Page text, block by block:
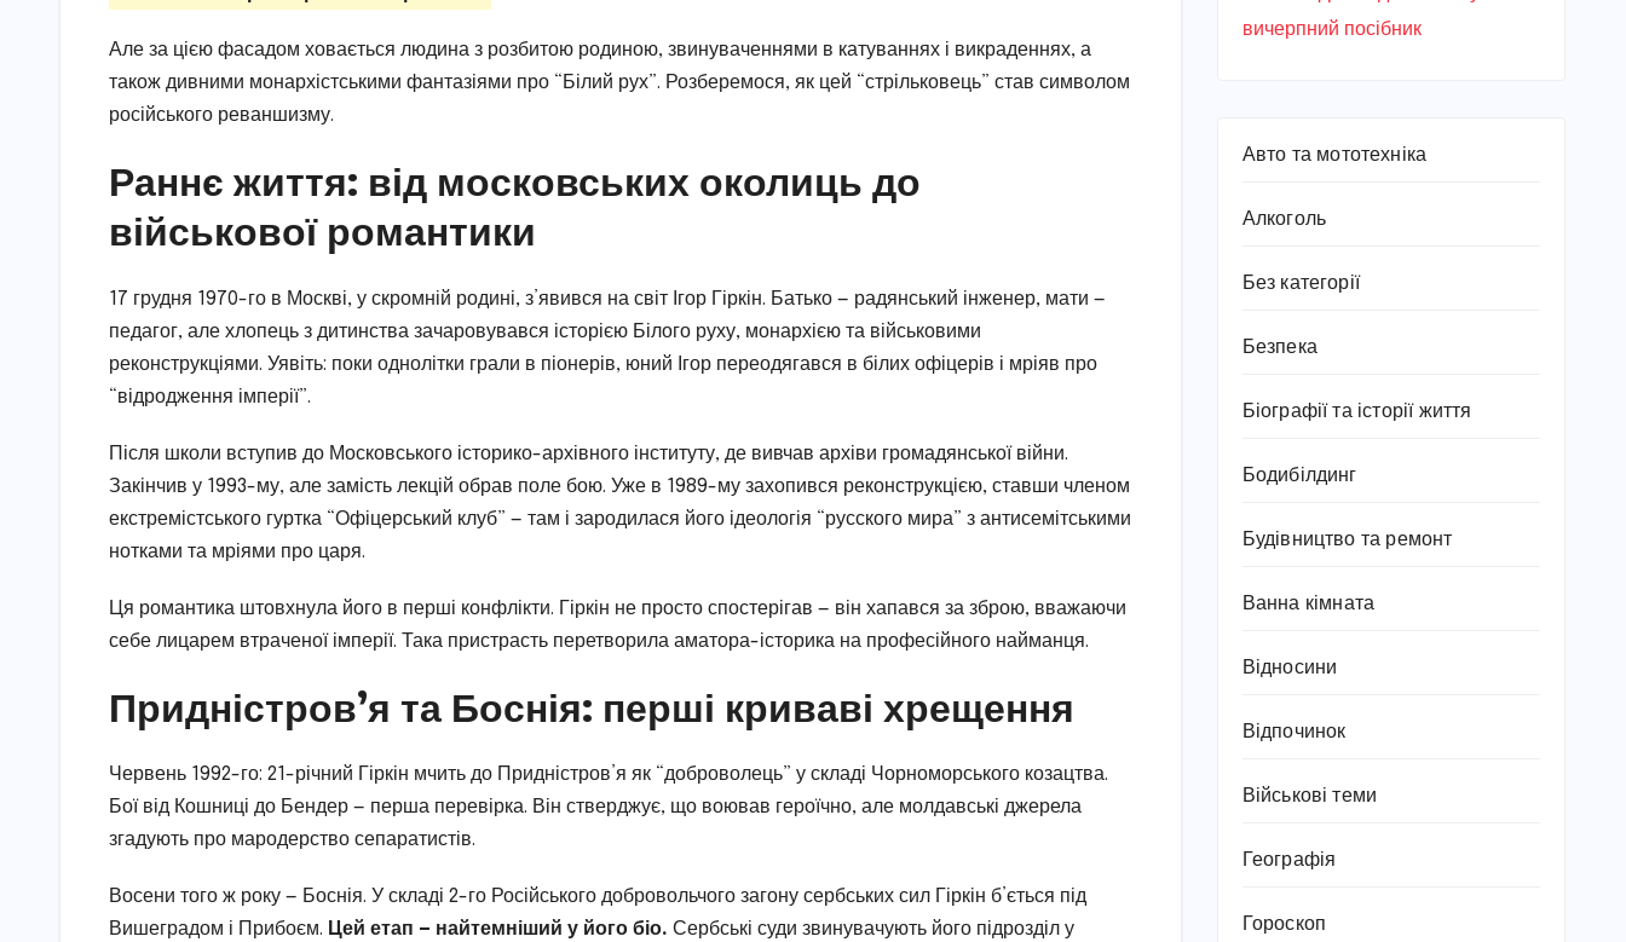
Але за цією фасадом ховається людина з розбитою родиною, звинуваченнями в катуваннях і викраденнях, а
також дивними монархістськими фантазіями про “Білий рух”. Розберемося, як цей “стрільковець” став символом
російського реваншизму.
Раннє життя: від московських околиць до
військової романтики
17 грудня 1970-го в Москві, у скромній родині, з’явився на світ Ігор Гіркін. Батько — радянський інженер, мати —
педагог, але хлопець з дитинства зачаровувався історією Білого руху, монархією та військовими
реконструкціями. Уявіть: поки однолітки грали в піонерів, юний Ігор переодягався в білих офіцерів і мріяв про
“відродження імперії”.
Після школи вступив до Московського історико-архівного інституту, де вивчав архіви громадянської війни.
Закінчив у 1993-му, але замість лекцій обрав поле бою. Уже в 1989-му захопився реконструкцією, ставши членом
екстремістського гуртка “Офіцерський клуб” — там і зародилася його ідеологія “русского мира” з антисемітськими
нотками та мріями про царя.
Ця романтика штовхнула його в перші конфлікти. Гіркін не просто спостерігав — він хапався за зброю, вважаючи
себе лицарем втраченої імперії. Така пристрасть перетворила аматора-історика на професійного найманця.
Придністров’я та Боснія: перші криваві хрещення
Червень 1992-го: 21-річний Гіркін мчить до Придністров’я як “доброволець” у складі Чорноморського козацтва.
Бої від Кошниці до Бендер — перша перевірка. Він стверджує, що воював героїчно, але молдавські джерела
згадують про мародерство сепаратистів.
Восени того ж року — Боснія. У складі 2-го Російського добровольчого загону сербських сил Гіркін б’ється під
Вишеградом і Прибоєм. Цей етап — найтемніший у його біо. Сербські суди звинувачують його підрозділ у
вичерпний посібник
Авто та мототехніка
Алкоголь
Без категорії
Безпека
Біографії та історії життя
Бодибілдинг
Будівництво та ремонт
Ванна кімната
Відносини
Відпочинок
Військові теми
Географія
Гороскоп